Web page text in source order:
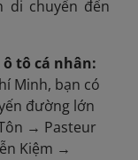
di chuyển đến
tô cá nhân:
Minh, bạn có
đường lớn
→ Pasteur
Kiệm →